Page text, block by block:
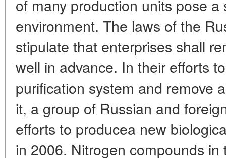
of many production units pose
environment. The laws of the
stipulate that enterprises shall
well in advance. In their efforts
purification system and remove
it, a group of Russian and
efforts to producea new
in 2006. Nitrogen compounds